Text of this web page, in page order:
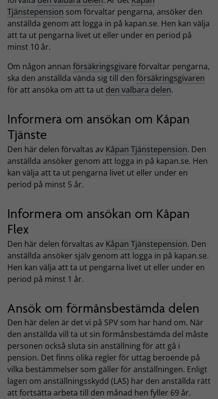
Tjänstepension som förvaltar pengarna, ansöker den
anställda genom att logga in på kapan.se. Hen kan välja
att ta ut pengarna livet ut eller under en period på
minst 10 år.
Om någon annan försäkringsgivare förvaltar pengarna,
ska den anställda vända sig till den försäkringsgivaren
för att ansöka om att ta ut den valbara delen.
Informera om ansökan om Kåpan
Tjänste
Den här delen förvaltas av Kåpan Tjänstepension. Den
anställda ansöker genom att logga in på kapan.se. Hen
kan välja att ta ut pengarna livet ut eller under en
period på minst 5 år.
Informera om ansökan om Kåpan
Flex
Den här delen förvaltas av Kåpan Tjänstepension. Den
anställda ansöker själv genom att logga in på kapan.se.
Hen kan välja att ta ut pengarna livet ut eller under en
period på minst 1 år.
Ansök om förmånsbestämda delen
Den här delen är det vi på SPV som har hand om. När
den anställda vill ta ut sin förmånsbestämda del måste
personen också sluta sin anställning för att gå i
pension. Det finns olika regler för uttag beroende på
vilka bestämmelser som gäller för anställningen. Enligt
lagen om anställningsskydd (LAS) har den anställda rätt
att fortsätta arbeta till den månad hen fyller 69 år.